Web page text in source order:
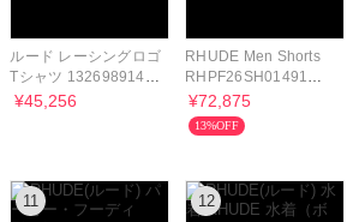
ルード レーシングロゴ
Tシャツ 132698914
[U]
¥45,256
RHUDE Men Shorts
RHPF26SH01491
0043 BLUE
¥72,875
13%OFF
11 12